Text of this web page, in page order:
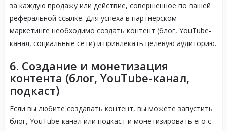
за каждую продажу или действие, совершенное по вашей
реферальной ссылке. Для успеха в партнерском
маркетинге необходимо создать контент (блог, YouTube-
канал, социальные сети) и привлекать целевую аудиторию.
6. Создание и монетизация
контента (блог, YouTube-канал,
подкаст)
Если вы любите создавать контент, вы можете запустить
блог, YouTube-канал или подкаст и монетизировать его с